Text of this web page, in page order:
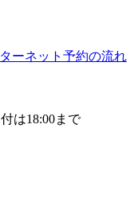
ーネット予約の流れ
は18:00まで